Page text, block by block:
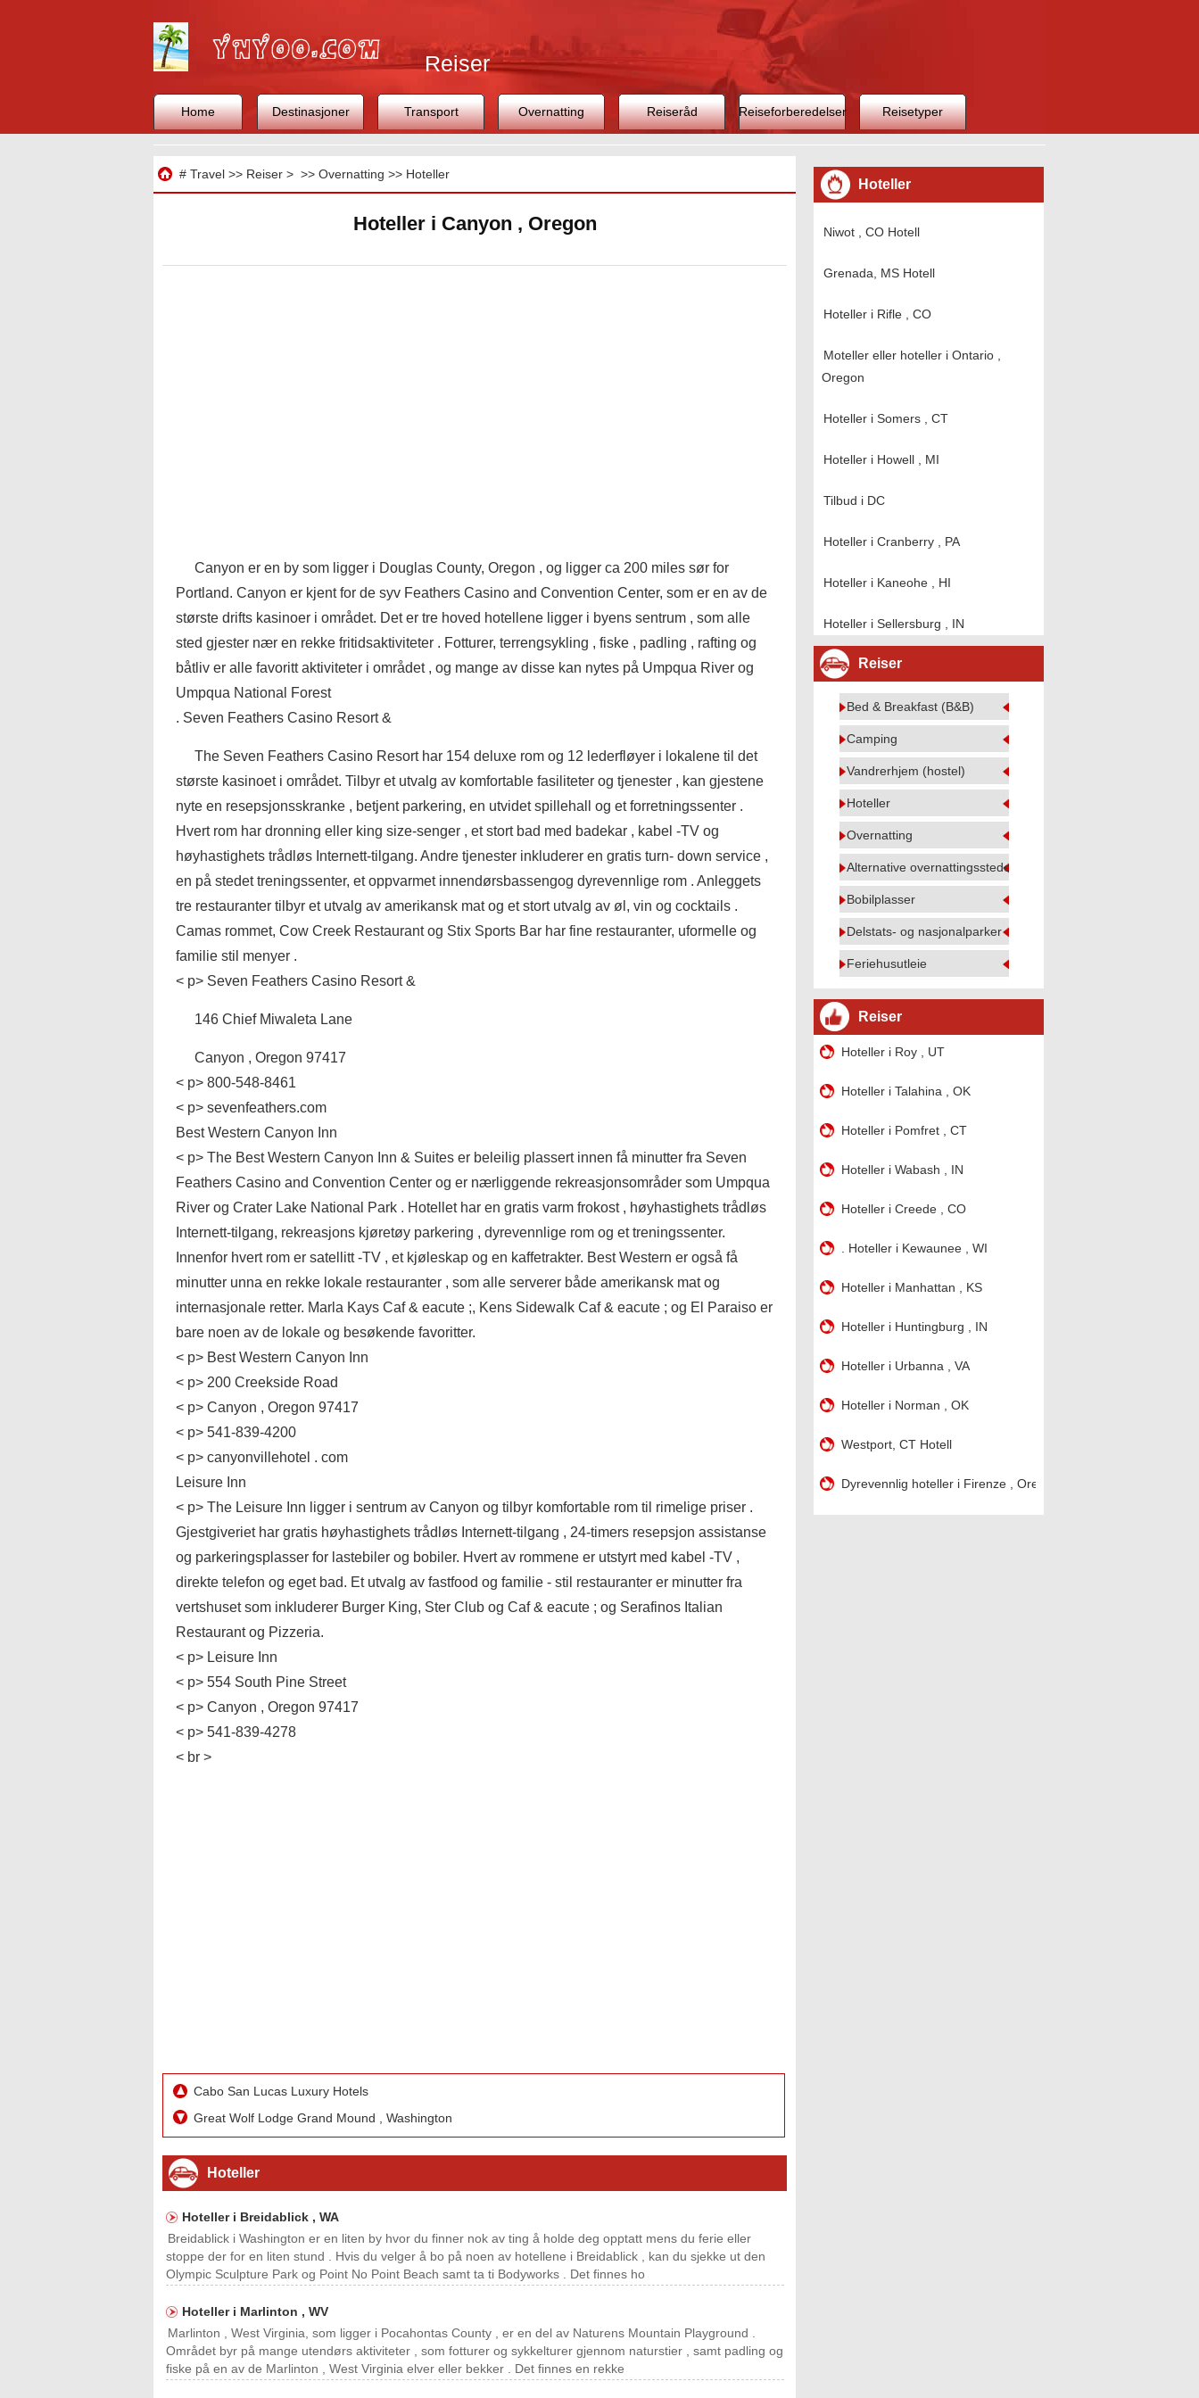
Reiser
Home Destinasjoner Transport Overnatting Reiseråd Reiseforberedelser Reisetyper
# Travel>> Reiser> >> Overnatting >> Hoteller
Hoteller i Canyon , Oregon
Canyon er en by som ligger i Douglas County, Oregon , og ligger ca 200 miles sør for
Portland. Canyon er kjent for de syv Feathers Casino and Convention Center, som er en av de
største drifts kasinoer i området. Det er tre hoved hotellene ligger i byens sentrum , som alle
sted gjester nær en rekke fritidsaktiviteter . Fotturer, terrengsykling , fiske , padling , rafting og
båtliv er alle favoritt aktiviteter i området , og mange av disse kan nytes på Umpqua River og
Umpqua National Forest
. Seven Feathers Casino Resort &
The Seven Feathers Casino Resort har 154 deluxe rom og 12 lederfløyer i lokalene til det
største kasinoet i området. Tilbyr et utvalg av komfortable fasiliteter og tjenester , kan gjestene
nyte en resepsjonsskranke , betjent parkering, en utvidet spillehall og et forretningssenter .
Hvert rom har dronning eller king size-senger , et stort bad med badekar , kabel -TV og
høyhastighets trådløs Internett-tilgang. Andre tjenester inkluderer en gratis turn- down service ,
en på stedet treningssenter, et oppvarmet innendørsbassengog dyrevennlige rom . Anleggets
tre restauranter tilbyr et utvalg av amerikansk mat og et stort utvalg av øl, vin og cocktails .
Camas rommet, Cow Creek Restaurant og Stix Sports Bar har fine restauranter, uformelle og
familie stil menyer .
< p> Seven Feathers Casino Resort &
146 Chief Miwaleta Lane
Canyon , Oregon 97417
< p> 800-548-8461
< p> sevenfeathers.com
Best Western Canyon Inn
< p> The Best Western Canyon Inn & Suites er beleilig plassert innen få minutter fra Seven
Feathers Casino and Convention Center og er nærliggende rekreasjonsområder som Umpqua
River og Crater Lake National Park . Hotellet har en gratis varm frokost , høyhastighets trådløs
Internett-tilgang, rekreasjons kjøretøy parkering , dyrevennlige rom og et treningssenter.
Innenfor hvert rom er satellitt -TV , et kjøleskap og en kaffetrakter. Best Western er også få
minutter unna en rekke lokale restauranter , som alle serverer både amerikansk mat og
internasjonale retter. Marla Kays Caf & eacute ;, Kens Sidewalk Caf & eacute ; og El Paraiso er
bare noen av de lokale og besøkende favoritter.
< p> Best Western Canyon Inn
< p> 200 Creekside Road
< p> Canyon , Oregon 97417
< p> 541-839-4200
< p> canyonvillehotel . com
Leisure Inn
< p> The Leisure Inn ligger i sentrum av Canyon og tilbyr komfortable rom til rimelige priser .
Gjestgiveriet har gratis høyhastighets trådløs Internett-tilgang , 24-timers resepsjon assistanse
og parkeringsplasser for lastebiler og bobiler. Hvert av rommene er utstyrt med kabel -TV ,
direkte telefon og eget bad. Et utvalg av fastfood og familie - stil restauranter er minutter fra
vertshuset som inkluderer Burger King, Ster Club og Caf & eacute ; og Serafinos Italian
Restaurant og Pizzeria.
< p> Leisure Inn
< p> 554 South Pine Street
< p> Canyon , Oregon 97417
< p> 541-839-4278
< br >
Cabo San Lucas Luxury Hotels
Great Wolf Lodge Grand Mound , Washington
Hoteller
Hoteller i Breidablick , WA
Breidablick i Washington er en liten by hvor du finner nok av ting å holde deg opptatt mens du ferie eller
stoppe der for en liten stund . Hvis du velger å bo på noen av hotellene i Breidablick , kan du sjekke ut den
Olympic Sculpture Park og Point No Point Beach samt ta ti Bodyworks . Det finnes ho
Hoteller i Marlinton , WV
Marlinton , West Virginia, som ligger i Pocahontas County , er en del av Naturens Mountain Playground .
Området byr på mange utendørs aktiviteter , som fotturer og sykkelturer gjennom naturstier , samt padling og
fiske på en av de Marlinton , West Virginia elver eller bekker . Det finnes en rekke
Hoteller
Niwot , CO Hotell
Grenada, MS Hotell
Hoteller i Rifle , CO
Moteller eller hoteller i Ontario ,
Oregon
Hoteller i Somers , CT
Hoteller i Howell , MI
Tilbud i DC
Hoteller i Cranberry , PA
Hoteller i Kaneohe , HI
Hoteller i Sellersburg , IN
Reiser
Bed & Breakfast (B&B)
Camping
Vandrerhjem (hostel)
Hoteller
Overnatting
Alternative overnattingssteder
Bobilplasser
Delstats- og nasjonalparker
Feriehusutleie
Reiser
Hoteller i Roy , UT
Hoteller i Talahina , OK
Hoteller i Pomfret , CT
Hoteller i Wabash , IN
Hoteller i Creede , CO
. Hoteller i Kewaunee , WI
Hoteller i Manhattan , KS
Hoteller i Huntingburg , IN
Hoteller i Urbanna , VA
Hoteller i Norman , OK
Westport, CT Hotell
Dyrevennlig hoteller i Firenze , Oregon